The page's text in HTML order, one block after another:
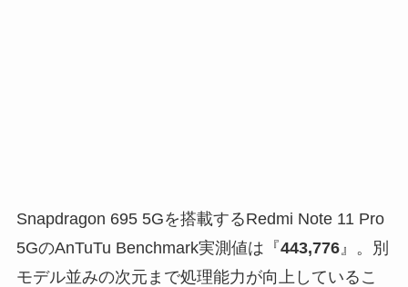
Snapdragon 695 5Gを搭載するRedmi Note 11 Pro
5GのAnTuTu Benchmark実測値は『443,776』。別
モデル並みの次元まで処理能力が向上しているこ